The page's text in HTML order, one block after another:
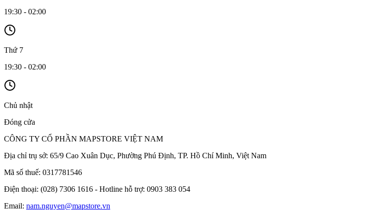
19:30 - 02:00
Thứ 7
19:30 - 02:00
Chủ nhật
Đóng cửa
CÔNG TY CỔ PHẦN MAPSTORE VIỆT NAM
Địa chỉ trụ sở: 65/9 Cao Xuân Dục, Phường Phú Định, TP. Hồ Chí Minh, Việt Nam
Mã số thuế: 0317781546
Điện thoại: (028) 7306 1616 - Hotline hỗ trợ: 0903 383 054
Email: nam.nguyen@mapstore.vn